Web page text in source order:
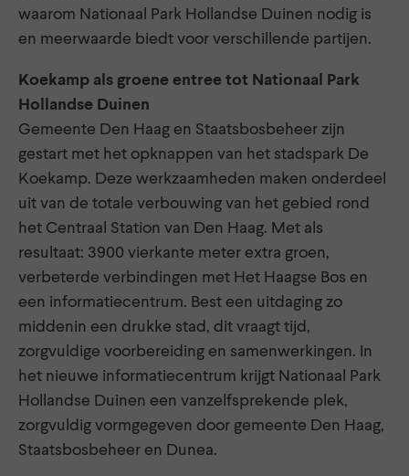
waarom Nationaal Park Hollandse Duinen nodig is
en meerwaarde biedt voor verschillende partijen.
Koekamp als groene entree tot Nationaal Park
Hollandse Duinen
Gemeente Den Haag en Staatsbosbeheer zijn
gestart met het opknappen van het stadspark De
Koekamp. Deze werkzaamheden maken onderdeel
uit van de totale verbouwing van het gebied rond
het Centraal Station van Den Haag. Met als
resultaat: 3900 vierkante meter extra groen,
verbeterde verbindingen met Het Haagse Bos en
een informatiecentrum. Best een uitdaging zo
middenin een drukke stad, dit vraagt tijd,
zorgvuldige voorbereiding en samenwerkingen. In
het nieuwe informatiecentrum krijgt Nationaal Park
Hollandse Duinen een vanzelfsprekende plek,
zorgvuldig vormgegeven door gemeente Den Haag,
Staatsbosbeheer en Dunea.